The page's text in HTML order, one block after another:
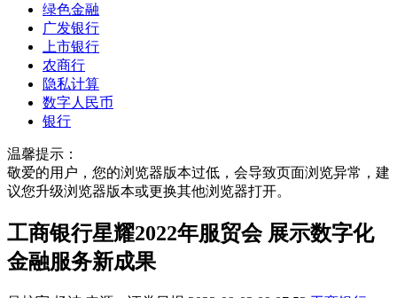
绿色金融
广发银行
上市银行
农商行
隐私计算
数字人民币
银行
温馨提示：
敬爱的用户，您的浏览器版本过低，会导致页面浏览异常，建
议您升级浏览器版本或更换其他浏览器打开。
工商银行星耀2022年服贸会 展示数字化
金融服务新成果